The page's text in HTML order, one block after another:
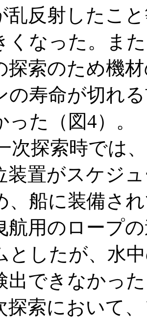
乱反射したこ
くなった。ま
探索のため機
の寿命が切れ
った（図4）。
次探索時では
装置がスケジ
、船に装備さ
航用のロープ
としたが、水
出できなかっ
探索において